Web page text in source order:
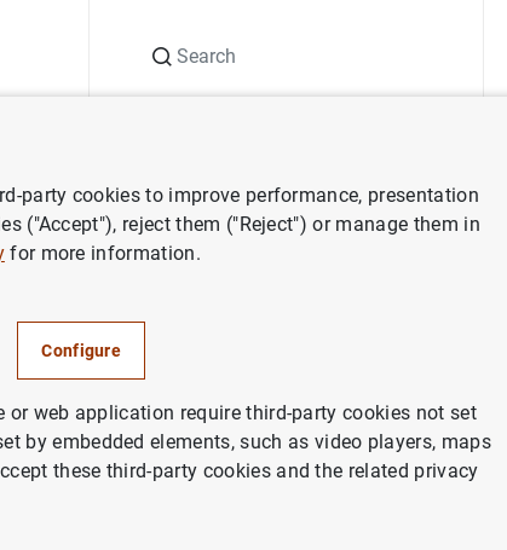
statistics relevant institutions by country Poland
party cookies to improve performance, presentation
("Accept"), reject them ("Reject") or manage them in
for more information.
Configure
web application require third-party cookies not set
by embedded elements, such as video players, maps
these third-party cookies and the related privacy